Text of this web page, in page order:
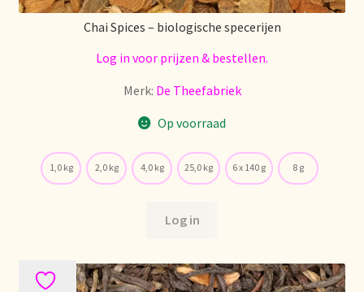
Retouren en garantie
Retours et garantie
Rücksendungen und Garantie
Shipping and delivery
Chai Spices – biologische specerijen
Log in voor prijzen & bestellen.
Merk: De Theefabriek
Op voorraad
1,0 kg 2,0 kg 4,0 kg 25,0 kg 6 x 140 g 8 g
Log in